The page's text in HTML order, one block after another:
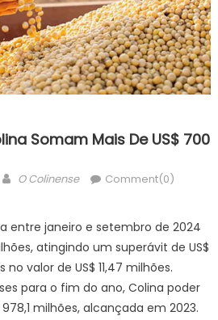
Somam Mais De US$ 700
Author
O Colinense Comment(0)
entre janeiro e setembro de 2024
atingindo um superávit de US$
valor de US$ 11,47 milhões.
para o fim do ano, Colina poder
milhões, alcançada em 2023.